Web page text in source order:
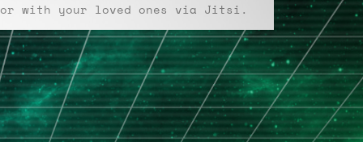
or with your loved ones via Jitsi.